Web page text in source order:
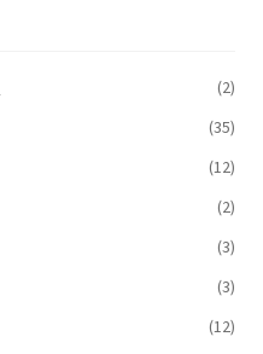
(2)
(35)
(12)
(2)
(3)
(3)
(12)